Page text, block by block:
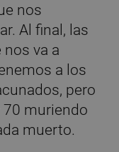
nos
Al final, las
va a
a los
pero
70 muriendo
muerto.